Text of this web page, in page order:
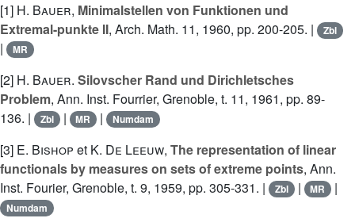
[1] H. Bauer, Minimalstellen von Funktionen und
Extremal-punkte II, Arch. Math. 11, 1960, pp. 200-205. | Zbl
| MR
[2] H. Bauer. Silovscher Rand und Dirichletsches
Problem, Ann. Inst. Fourrier, Grenoble, t. 11, 1961, pp. 89-
136. |
Zbl | MR | Numdam
[3] E. Bishop et K. De Leeuw, The representation of linear
functionals by measures on sets of extreme points, Ann.
Inst. Fourier, Grenoble, t. 9, 1959, pp. 305-331. |
Zbl | MR |
Numdam